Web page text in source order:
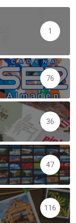
1
76
36
47
116